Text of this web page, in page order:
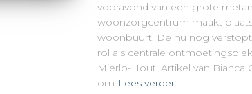
vooravond van een grote
woonzorgcentrum maakt
woonbuurt. De nu nog
rol als centrale
Mierlo-Hout. Artikel van Bianca
om Lees verder